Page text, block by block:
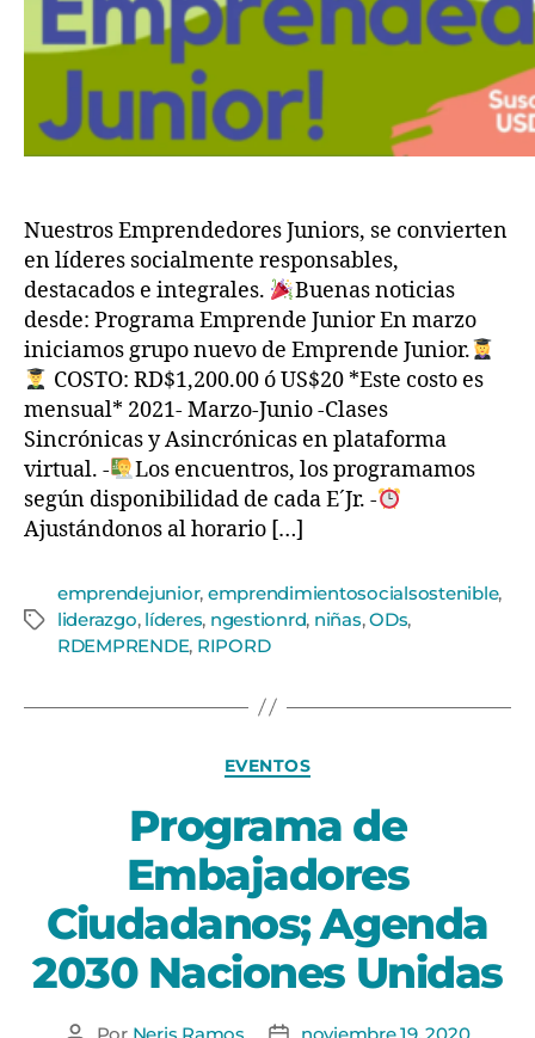
Nuestros Emprendedores Juniors, se convierten
en líderes socialmente responsables,
destacados e integrales.
Buenas noticias
desde: Programa Emprende Junior En marzo
iniciamos grupo nuevo de Emprende Junior.
COSTO: RD$1,200.00 ó US$20 *Este costo es
mensual* 2021- Marzo-Junio -Clases
Sincrónicas y Asincrónicas en plataforma
virtual. -
Los encuentros, los programamos
según disponibilidad de cada E´Jr. -
Ajustándonos al horario […]
emprendejunior, emprendimientosocialsostenible,
liderazgo, líderes, ngestionrd, niñas,ODs,
RDEMPRENDE, RIPORD
EVENTOS
Programa de
Embajadores
Ciudadanos; Agenda
2030 Naciones Unidas